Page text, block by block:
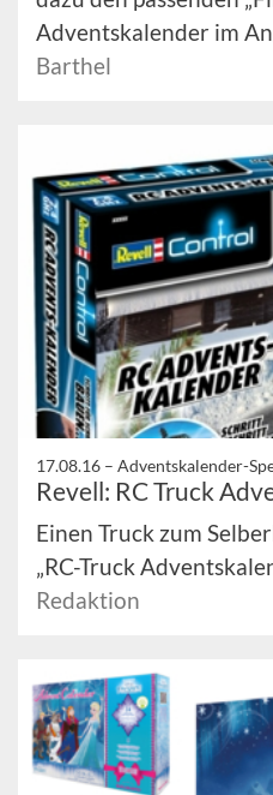
Adventskalender im
Barthel
17.08.16 – Adventskalender-
Revell: RC Truck
Einen Truck zum
„RC-Truck
Redaktion